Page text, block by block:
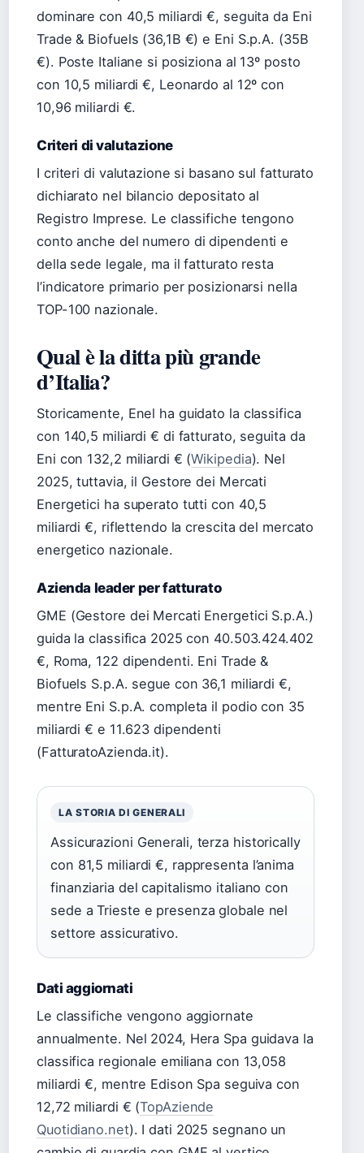
dominare con 40,5 miliardi €, seguita da Eni
Trade & Biofuels (36,1B €) e Eni S.p.A. (35B
€). Poste Italiane si posiziona al 13º posto
con 10,5 miliardi €, Leonardo al 12º con
10,96 miliardi €.
Criteri di valutazione
I criteri di valutazione si basano sul fatturato
dichiarato nel bilancio depositato al
Registro Imprese. Le classifiche tengono
conto anche del numero di dipendenti e
della sede legale, ma il fatturato resta
l’indicatore primario per posizionarsi nella
TOP-100 nazionale.
Qual è la ditta più grande
d’Italia?
Storicamente, Enel ha guidato la classifica
con 140,5 miliardi € di fatturato, seguita da
Eni con 132,2 miliardi € (Wikipedia). Nel
2025, tuttavia, il Gestore dei Mercati
Energetici ha superato tutti con 40,5
miliardi €, riflettendo la crescita del mercato
energetico nazionale.
Azienda leader per fatturato
GME (Gestore dei Mercati Energetici S.p.A.)
guida la classifica 2025 con 40.503.424.402
€, Roma, 122 dipendenti. Eni Trade &
Biofuels S.p.A. segue con 36,1 miliardi €,
mentre Eni S.p.A. completa il podio con 35
miliardi € e 11.623 dipendenti
(FatturatoAzienda.it).
LA STORIA DI GENERALI
Assicurazioni Generali, terza historically
con 81,5 miliardi €, rappresenta l’anima
finanziaria del capitalismo italiano con
sede a Trieste e presenza globale nel
settore assicurativo.
Dati aggiornati
Le classifiche vengono aggiornate
annualmente. Nel 2024, Hera Spa guidava la
classifica regionale emiliana con 13,058
miliardi €, mentre Edison Spa seguiva con
12,72 miliardi € (TopAziende
Quotidiano.net). I dati 2025 segnano un